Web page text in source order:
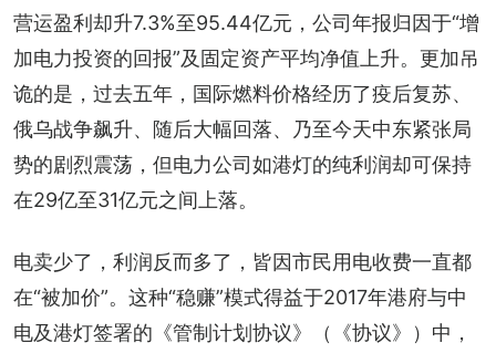
营运盈利却升7.3%至95.44亿元，公司年报归因于“增
加电力投资的回报”及固定资产平均净值上升。更加吊
诡的是，过去五年，国际燃料价格经历了疫后复苏、
俄乌战争飙升、随后大幅回落、乃至今天中东紧张局
势的剧烈震荡，但电力公司如港灯的纯利润却可保持
在29亿至31亿元之间上落。
电卖少了，利润反而多了，皆因市民用电收费一直都
在“被加价”。这种“稳赚”模式得益于2017年港府与中
电及港灯签署的《管制计划协议》（《协议》）中，